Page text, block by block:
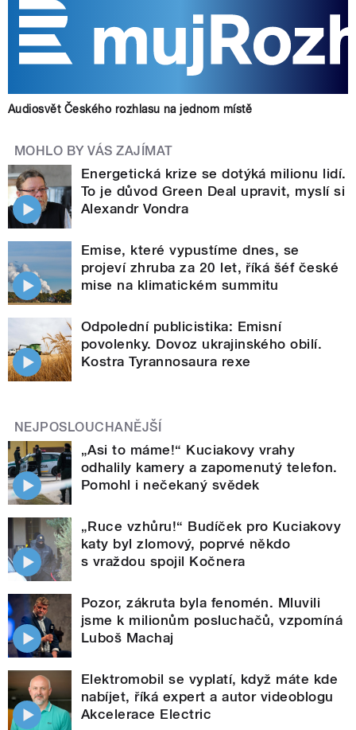
Audiosvět Českého rozhlasu na jednom místě
MOHLO BY VÁS ZAJÍMAT
Energetická krize se dotýká milionu lidí.
To je důvod Green Deal upravit, myslí si
Alexandr Vondra
Emise, které vypustíme dnes, se
projeví zhruba za 20 let, říká šéf české
mise na klimatickém summitu
Odpolední publicistika: Emisní
povolenky. Dovoz ukrajinského obilí.
Kostra Tyrannosaura rexe
NEJPOSLOUCHANĚJŠÍ
„Asi to máme!“ Kuciakovy vrahy
odhalily kamery a zapomenutý telefon.
Pomohl i nečekaný svědek
„Ruce vzhůru!“ Budíček pro Kuciakovy
katy byl zlomový, poprvé někdo
s vraždou spojil Kočnera
Pozor, zákruta byla fenomén. Mluvili
jsme k milionům posluchačů, vzpomíná
Luboš Machaj
Elektromobil se vyplatí, když máte kde
nabíjet, říká expert a autor videoblogu
Akcelerace Electric